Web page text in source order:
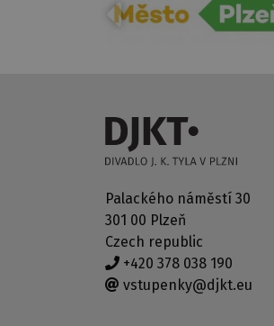
Palackého náměstí 30
301 00 Plzeň
Czech republic
+420 378 038 190
vstupenky@djkt.eu